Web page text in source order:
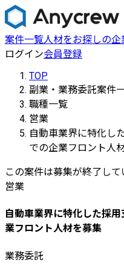
案件一覧人材をお探しの企
ログイン会員登録
TOP
副業・業務委託案件
職種一覧
営業
自動車業界に特化し
での企業フロント人
この案件は募集が終了して
営業
自動車業界に特化した採
業フロント人材を募集
業務委託